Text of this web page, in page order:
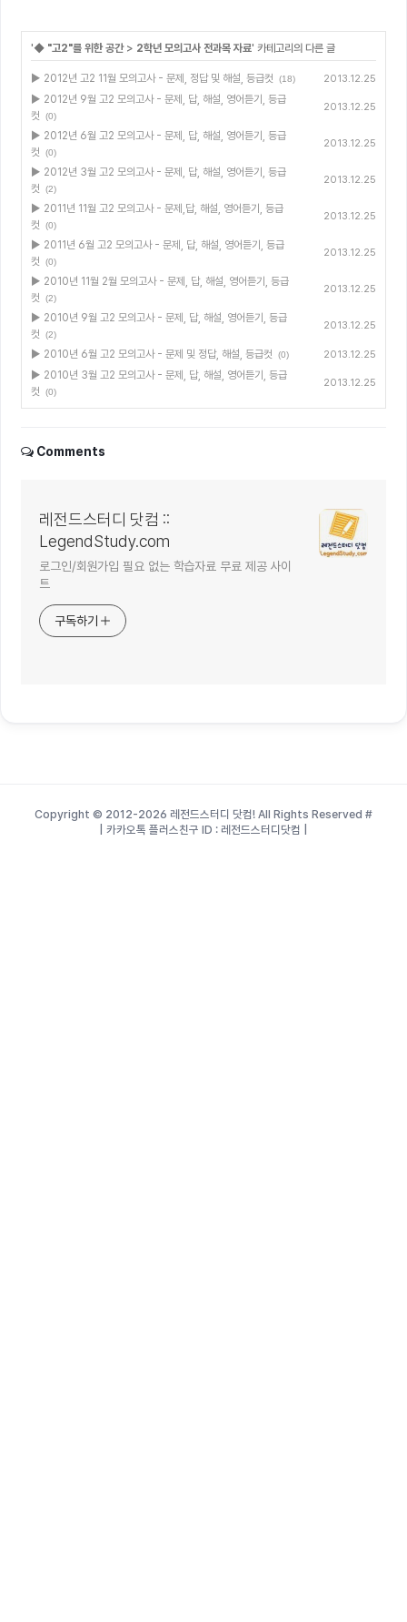
'◆ "고2"를 위한 공간 > 2학년 모의고사 전과목 자료' 카테고리의 다른 글
▶ 2012년 고2 11월 모의고사 - 문제, 정답 및 해설, 등급컷 (18) 2013.12.25
▶ 2012년 9월 고2 모의고사 - 문제, 답, 해설, 영어듣기, 등급
컷
(0)
2013.12.25
▶ 2012년 6월 고2 모의고사 - 문제, 답, 해설, 영어듣기, 등급
컷
(0)
2013.12.25
▶ 2012년 3월 고2 모의고사 - 문제, 답, 해설, 영어듣기, 등급
컷
(2)
2013.12.25
▶ 2011년 11월 고2 모의고사 - 문제,답, 해설, 영어듣기, 등급
컷
(0)
2013.12.25
▶ 2011년 6월 고2 모의고사 - 문제, 답, 해설, 영어듣기, 등급
컷
(0)
2013.12.25
▶ 2010년 11월 2월 모의고사 - 문제, 답, 해설, 영어듣기, 등급
컷
(2)
2013.12.25
▶ 2010년 9월 고2 모의고사 - 문제, 답, 해설, 영어듣기, 등급
컷
(2)
2013.12.25
▶ 2010년 6월 고2 모의고사 - 문제 및 정답, 해설, 등급컷 (0) 2013.12.25
▶ 2010년 3월 고2 모의고사 - 문제, 답, 해설, 영어듣기, 등급
컷
(0)
2013.12.25
Comments
레전드스터디 닷컴 ::
LegendStudy.com
로그인/회원가입 필요 없는 학습자료 무료 제공 사이
트
구독하기
Copyright © 2012-2026 레전드스터디 닷컴! All Rights Reserved #
| 카카오톡 플러스친구 ID : 레전드스터디닷컴 |